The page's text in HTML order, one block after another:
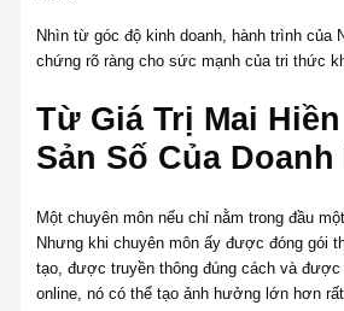
Nhìn từ góc độ kinh doanh, hành trình của
chứng rõ ràng cho sức mạnh của tri thức
Từ Giá Trị Mai
Sản Số Của Doanh
Một chuyên môn nếu chỉ nằm trong đầu
Nhưng khi chuyên môn ấy được đóng gói
tạo, được truyền thông đúng cách và được
online, nó có thể tạo ảnh hưởng lớn hơn